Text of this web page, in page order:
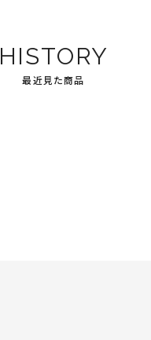
HISTORY
最近見た商品